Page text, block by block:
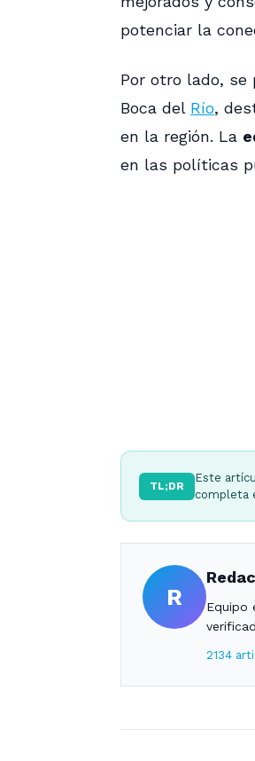
potenciar la
Por otro lado,
Boca del Río,
en la región. La
en las políticas
TL;DR
Este
completa
R
Equipo
2134